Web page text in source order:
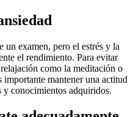
un examen, pero el estrés y la
el rendimiento. Para evitar
como la meditación o
mantener una actitud
conocimientos adquiridos.